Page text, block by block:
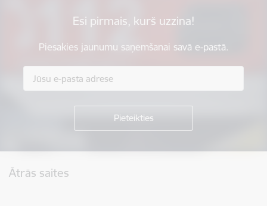
Esi pirmais, kurš uzzina!
Piesakies jaunumu saņemšanai savā e-pastā.
Ātrās saites